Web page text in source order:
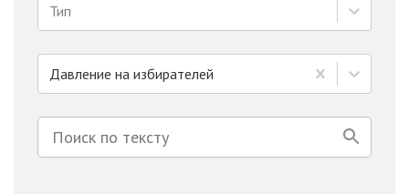
Тип
Давление на избирателей